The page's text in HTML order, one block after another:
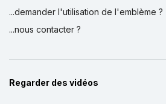
...demander l'utilisation de l'emblème ?
...nous contacter ?
Regarder des vidéos